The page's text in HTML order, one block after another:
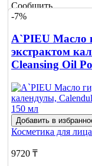
Сообщить
о наличии
-7%
A`PIEU Масло
экстрактом
Cleansing Oil
Добавить в
Косметика для лица
9720 ₸